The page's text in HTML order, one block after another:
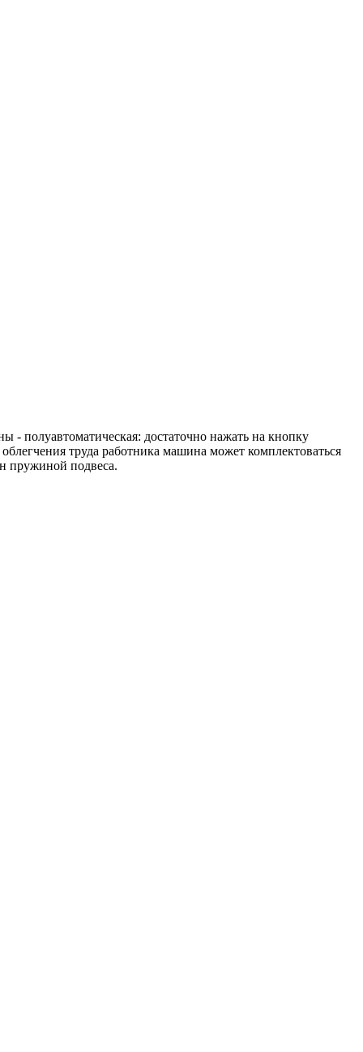
достаточно нажать на кнопку
труда работника машина может комплектоваться
пружиной подвеса.